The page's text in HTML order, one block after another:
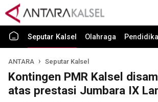
Seputar Kalsel Olahraga
ANTARA Seputar Kalsel
Kontingen PMR Kalsel
atas prestasi Jumbara IX